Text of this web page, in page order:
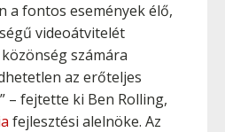
a fontos események élő,
videoátvitelét
számára
az erőteljes
– fejtette ki Ben Rolling,
fejlesztési alelnöke. Az